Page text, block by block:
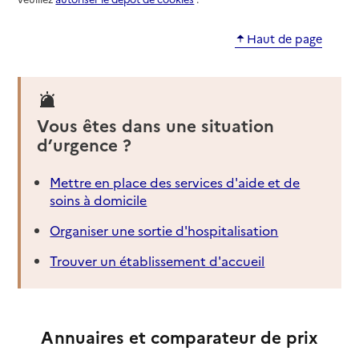
Haut de page
Vous êtes dans une situation
d’urgence ?
Mettre en place des services d'aide et de
soins à domicile
Organiser une sortie d'hospitalisation
Trouver un établissement d'accueil
Annuaires et comparateur de prix